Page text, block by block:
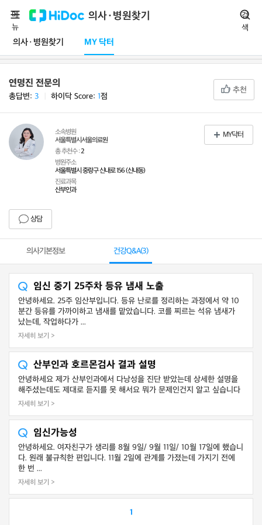
의사·병원찾기
의사·병원찾기 MY 닥터
메
뉴
검
색
연명진 전문의
총답변: 3 하이닥 Score: 1점
추천
소속병원
서울특별시서울의료원
총 추천수 :2
병원주소
서울특별시 중랑구 신내로 156 (신내동)
진료과목
산부인과
상담
MY닥터
의사기본정보 건강Q&A(3)
임신 중기 25주차 등유 냄새 노출
안녕하세요. 25주 임산부입니다. 등유 난로를 정리하는 과정에서 약 10
분간 등유를 가까이하고 냄새를 맡았습니다. 코를 찌르는 석유 냄새가
났는데, 작업하다가 ...
자세히 보기 >
산부인과 호르몬검사 결과 설명
안녕하세요 제가 산부인과에서 다낭성을 진단 받았는데 상세한 설명을
해주셨는데도 제대로 듣지를 못 해서요 뭐가 문제인건지 알고 싶습니다
자세히 보기 >
임신가능성
안녕하세요. 여자친구가 생리를 8월 9일/ 9월 11일/ 10월 17일에 했습니
다. 원래 불규칙한 편입니다. 11월 2일에 관계를 가졌는데 가지기 전에
한 번 ...
자세히 보기 >
1